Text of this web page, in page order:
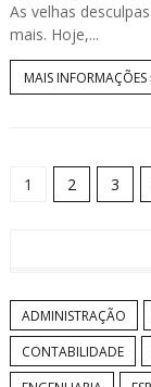
As velhas
mais. Hoje,...
MAIS INFORMAÇÕES
1 2 3
ADMINISTRAÇÃO
CONTABILIDADE